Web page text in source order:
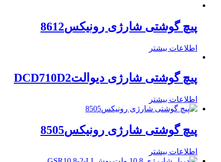
پیچ گوشتی شارژی رونیکس8612
اطلاعات بیشتر
پیچ گوشتی شارژی دیوالتDCD710D2
اطلاعات بیشتر
پیچ گوشتی شارژی رونیکس8505
اطلاعات بیشتر